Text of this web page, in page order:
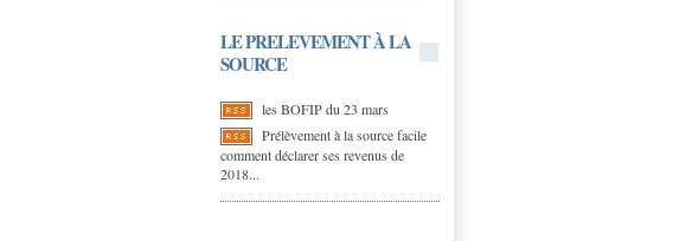
LE PRELEVEMENT À LA
SOURCE
les BOFIP du 23 mars
Prélèvement à la source facile
comment déclarer ses revenus de
2018...